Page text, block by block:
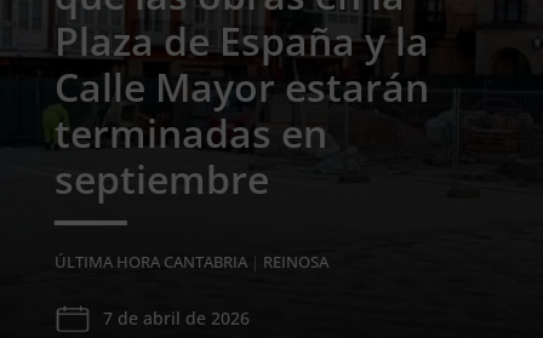
Plaza de España y la
Calle Mayor estarán
terminadas en
septiembre
ÚLTIMA HORA CANTABRIA| REINOSA
7 de abril de 2026